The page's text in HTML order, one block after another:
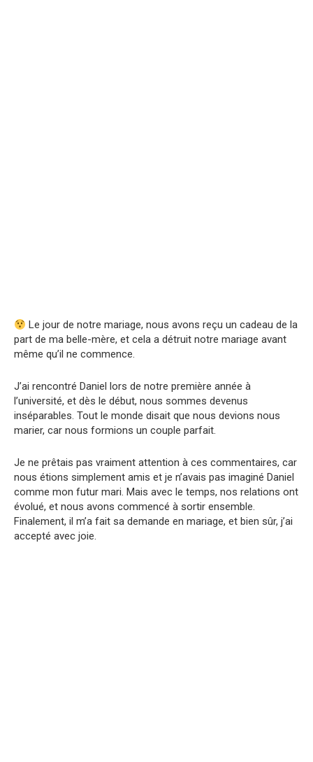
Le jour de notre mariage, nous avons reçu un cadeau de la
part de ma belle-mère, et cela a détruit notre mariage avant
même qu’il ne commence.
J’ai rencontré Daniel lors de notre première année à
l’université, et dès le début, nous sommes devenus
inséparables. Tout le monde disait que nous devions nous
marier, car nous formions un couple parfait.
Je ne prêtais pas vraiment attention à ces commentaires, car
nous étions simplement amis et je n’avais pas imaginé Daniel
comme mon futur mari. Mais avec le temps, nos relations ont
évolué, et nous avons commencé à sortir ensemble.
Finalement, il m’a fait sa demande en mariage, et bien sûr, j’ai
accepté avec joie.